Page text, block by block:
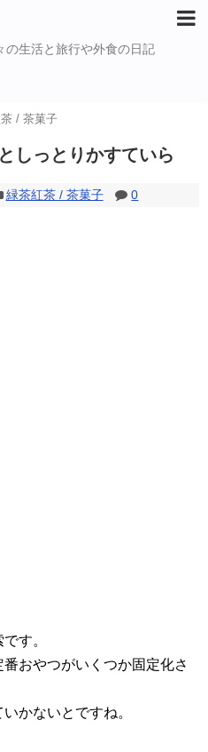
の生活と旅行や外食の日記
/ 茶菓子
しっとりかすていら
緑茶紅茶 / 茶菓子 0
す。
おやつがいくつか固定化さ
かないとですね。